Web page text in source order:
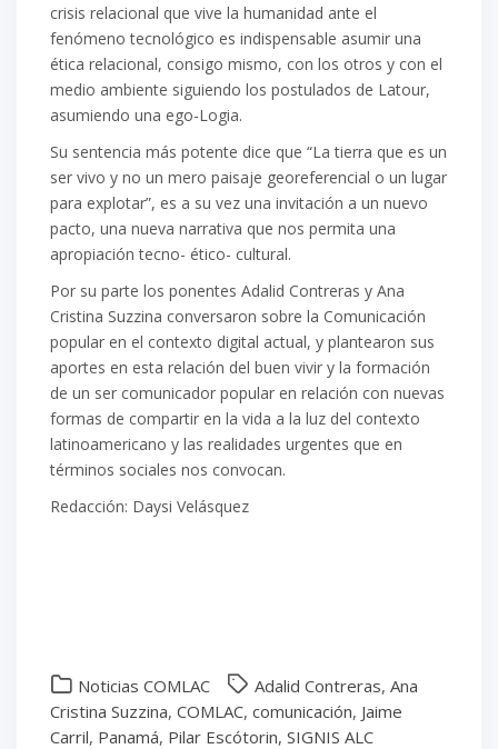
crisis relacional que vive la humanidad ante el
fenómeno tecnológico es indispensable asumir una
ética relacional, consigo mismo, con los otros y con el
medio ambiente siguiendo los postulados de Latour,
asumiendo una ego-Logia.
Su sentencia más potente dice que “La tierra que es un
ser vivo y no un mero paisaje georeferencial o un lugar
para explotar”, es a su vez una invitación a un nuevo
pacto, una nueva narrativa que nos permita una
apropiación tecno- ético- cultural.
Por su parte los ponentes Adalid Contreras y Ana
Cristina Suzzina conversaron sobre la Comunicación
popular en el contexto digital actual, y plantearon sus
aportes en esta relación del buen vivir y la formación
de un ser comunicador popular en relación con nuevas
formas de compartir en la vida a la luz del contexto
latinoamericano y las realidades urgentes que en
términos sociales nos convocan.
Redacción: Daysi Velásquez
Noticias COMLAC Adalid Contreras, Ana
Cristina Suzzina, COMLAC, comunicación, Jaime
Carril, Panamá, Pilar Escótorin, SIGNIS ALC